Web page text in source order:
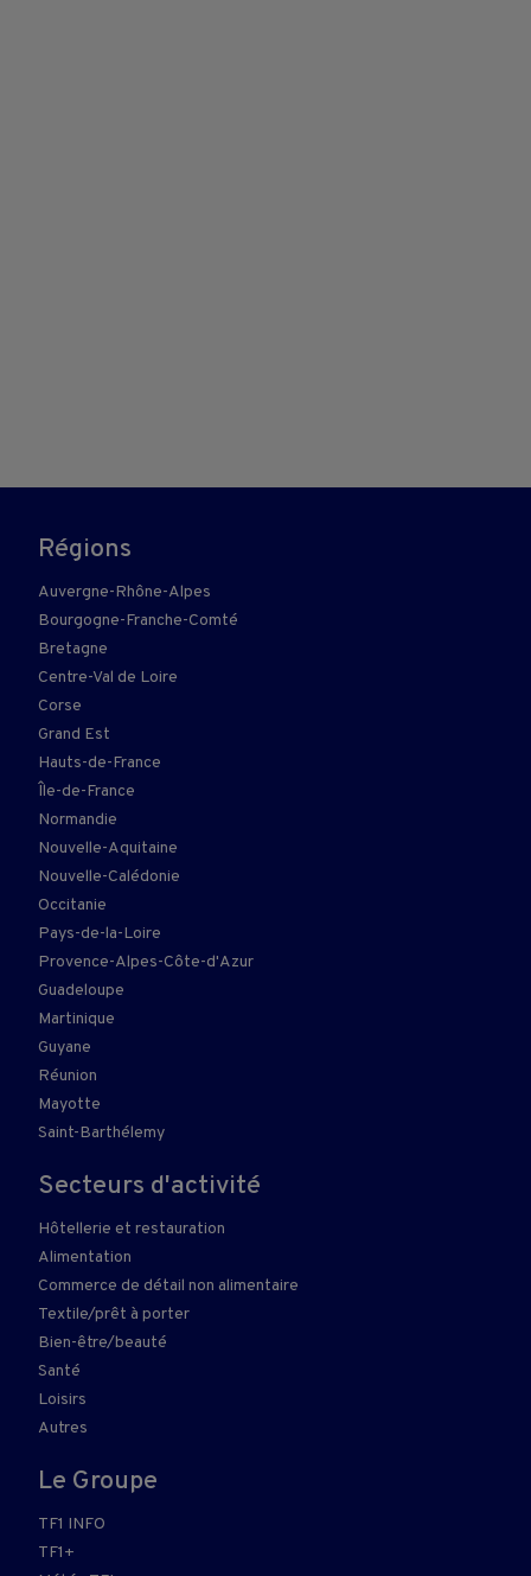
Régions
Auvergne-Rhône-Alpes
Bourgogne-Franche-Comté
Bretagne
Centre-Val de Loire
Corse
Grand Est
Hauts-de-France
Île-de-France
Normandie
Nouvelle-Aquitaine
Nouvelle-Calédonie
Occitanie
Pays-de-la-Loire
Provence-Alpes-Côte-d'Azur
Guadeloupe
Martinique
Guyane
Réunion
Mayotte
Saint-Barthélemy
Secteurs d'activité
Hôtellerie et restauration
Alimentation
Commerce de détail non alimentaire
Textile/prêt à porter
Bien-être/beauté
Santé
Loisirs
Autres
Le Groupe
TF1 INFO
TF1+